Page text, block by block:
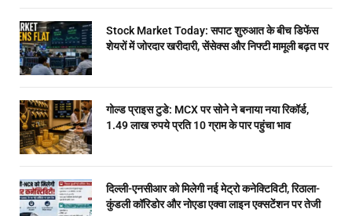
Stock Market Today: सपाट शुरुआत के बीच डिफेंस
शेयरों में जोरदार खरीदारी, सेंसेक्स और निफ्टी मामूली बढ़त पर
गोल्ड प्राइस टुडे: MCX पर सोने ने बनाया नया रिकॉर्ड,
1.49 लाख रुपये प्रति 10 ग्राम के पार पहुंचा भाव
दिल्ली-एनसीआर को मिलेगी नई मेट्रो कनेक्टिविटी, रिठाला-
कुंडली कॉरिडोर और नोएडा एक्वा लाइन एक्सटेंशन पर तेजी